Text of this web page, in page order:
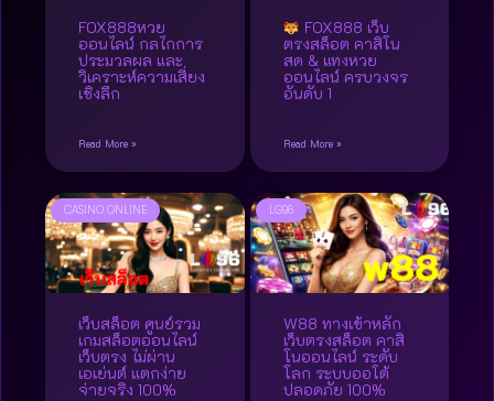
FOX888หวย
ออนไลน์ กลไกการ
ประมวลผล และ
วิเคราะห์ความเสี่ยง
เชิงลึก
Read More »
FOX888 เว็บ
ตรงสล็อต คาสิโน
สด & แทงหวย
ออนไลน์ ครบวงจร
อันดับ 1
Read More »
CASINO ONLINE
เว็บสล็อต ศูนย์รวม
เกมสล็อตออนไลน์
เว็บตรง ไม่ผ่าน
เอเย่นต์ แตกง่าย
จ่ายจริง 100%
LG96
W88 ทางเข้าหลัก
เว็บตรงสล็อต คาสิ
โนออนไลน์ ระดับ
โลก ระบบออโต้
ปลอดภัย 100%